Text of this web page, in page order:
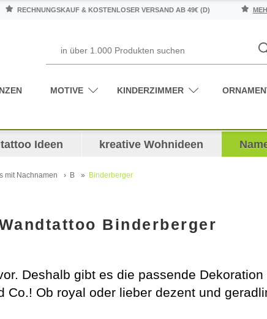
RECHNUNGSKAUF & KOSTENLOSER VERSAND AB 49€ (D)
MOTIVE KINDERZIMMER
Ideen kreative Wohnideen
mit Nachnamen B Binderberger
Binderberger
Deshalb gibt es die passende
Co.! Ob royal oder lieber dezent und